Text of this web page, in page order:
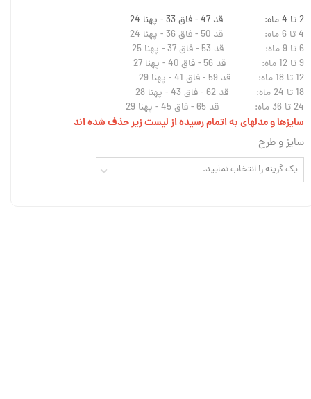
2 تا 4 ماه: قد 47 - فاق 33 - پهنا 24
4 تا 6 ماه: قد 50 - فاق 36 - پهنا 24
6 تا 9 ماه: قد 53 - فاق 37 - پهنا 25
9 تا 12 ماه: قد 56 - فاق 40 - پهنا 27
12 تا 18 ماه: قد 59 - فاق 41 - پهنا 29
18 تا 24 ماه: قد 62 - فاق 43 - پهنا 28
24 تا 36 ماه: قد 65 - فاق 45 - پهنا 29
سایزها و مدلهای به اتمام رسیده از لیست زیر حذف شده اند
سایز و طرح
یک گزینه را انتخاب نمایید.